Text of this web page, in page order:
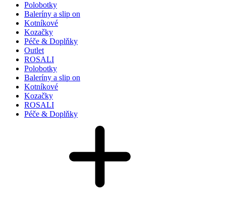
Polobotky
Baleríny a slip on
Kotníkové
Kozačky
Péče & Doplňky
Outlet
ROSALI
Polobotky
Baleríny a slip on
Kotníkové
Kozačky
ROSALI
Péče & Doplňky